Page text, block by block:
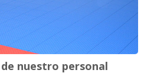
nuestro personal